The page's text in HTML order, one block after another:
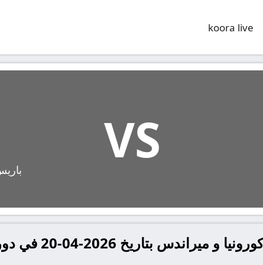
koora live
VS
مشاهدة مباراة